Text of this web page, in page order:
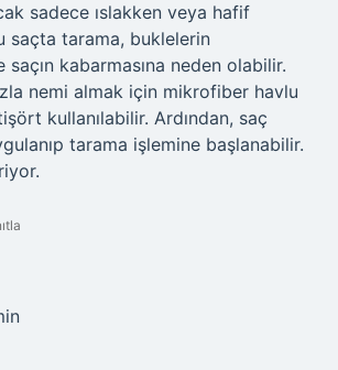
sadece ıslakken veya hafif
saçta tarama, buklelerin
saçın kabarmasına neden olabilir.
nemi almak için mikrofiber havlu
kullanılabilir. Ardından, saç
tarama işlemine başlanabilir.